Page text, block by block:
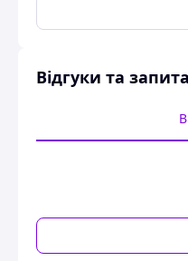
Відгуки та